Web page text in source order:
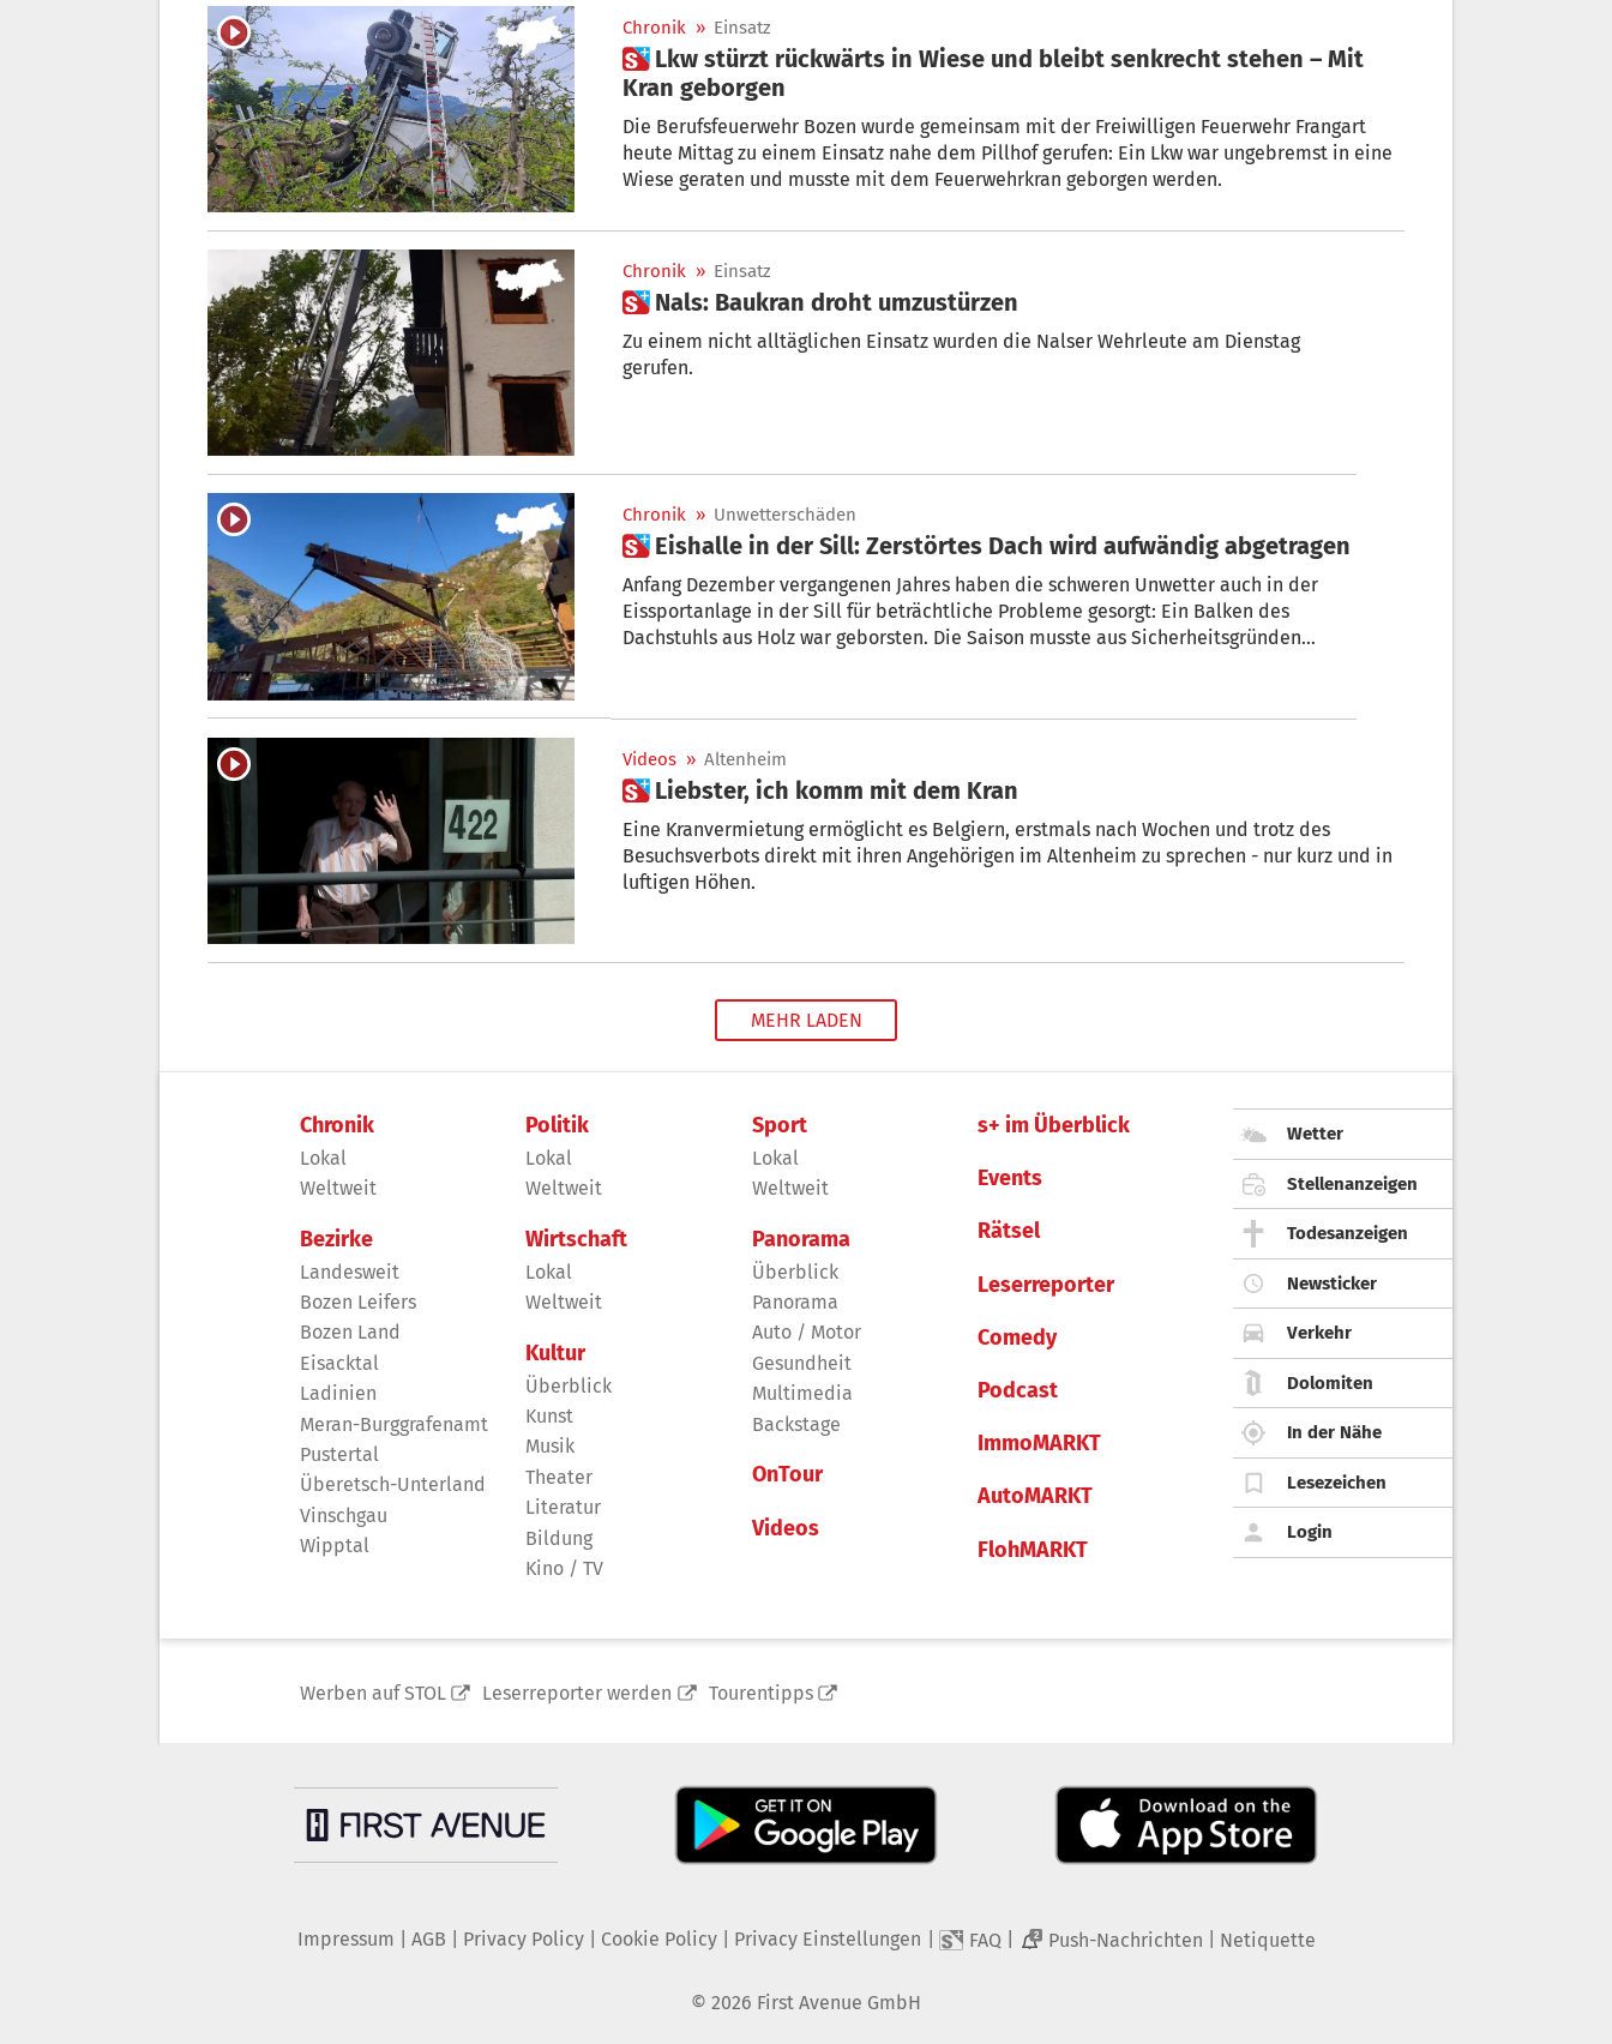
Chronik » Einsatz
 Lkw stürzt rückwärts in Wiese und bleibt senkrecht stehen – Mit
Kran geborgen
Die Berufsfeuerwehr Bozen wurde gemeinsam mit der Freiwilligen Feuerwehr Frangart
heute Mittag zu einem Einsatz nahe dem Pillhof gerufen: Ein Lkw war ungebremst in eine
Wiese geraten und musste mit dem Feuerwehrkran geborgen werden.
Chronik » Einsatz
 Nals: Baukran droht umzustürzen
Zu einem nicht alltäglichen Einsatz wurden die Nalser Wehrleute am Dienstag
gerufen.
Chronik » Unwetterschäden
 Eishalle in der Sill: Zerstörtes Dach wird aufwändig abgetragen
Anfang Dezember vergangenen Jahres haben die schweren Unwetter auch in der
Eissportanlage in der Sill für beträchtliche Probleme gesorgt: Ein Balken des
Dachstuhls aus Holz war geborsten. Die Saison musste aus Sicherheitsgründen
Somit entschied man sich dazu, die gesamte Konstruktion abzubauen und durch
Videos » Altenheim
 Liebster, ich komm mit dem Kran
Eine Kranvermietung ermöglicht es Belgiern, erstmals nach Wochen und trotz des
Besuchsverbots direkt mit ihren Angehörigen im Altenheim zu sprechen - nur kurz und in
luftigen Höhen.
MEHR LADEN
Chronik
Lokal
Weltweit
Bezirke
Landesweit
Bozen Leifers
Bozen Land
Eisacktal
Ladinien
Meran-Burggrafenamt
Pustertal
Überetsch-Unterland
Vinschgau
Wipptal
Politik
Lokal
Weltweit
Wirtschaft
Lokal
Weltweit
Kultur
Überblick
Kunst
Musik
Theater
Literatur
Bildung
Kino / TV
Sport
Lokal
Weltweit
Panorama
Überblick
Panorama
Auto / Motor
Gesundheit
Multimedia
Backstage
OnTour
Videos
s+ im Überblick
Events
Rätsel
Leserreporter
Comedy
Podcast
ImmoMARKT
AutoMARKT
FlohMARKT
Wetter
Stellenanzeigen
Todesanzeigen
Newsticker
Verkehr
Dolomiten
In der Nähe
Lesezeichen
Login
Werben auf STOL Leserreporter werden Tourentipps
Impressum AGB Privacy Policy| Cookie Policy| Privacy Einstellungen FAQ 2 Push-Nachrichten Netiquette
© 2026 First Avenue GmbH